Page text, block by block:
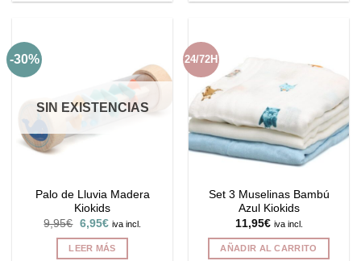
-30%
SIN EXISTENCIAS
Palo de Lluvia Madera
Kiokids
9,95€ El
precio
original
era:
6,95€El
actual
es:
iva incl.
LEER MÁS
24/72H
Set 3 Muselinas Bambú
Azul Kiokids
11,95€ iva incl.
AÑADIR AL CARRITO